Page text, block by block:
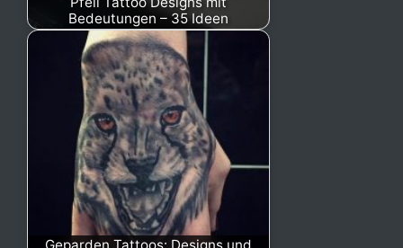
Bedeutungen – 35 Ideen